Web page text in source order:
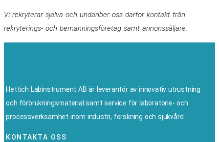
Vi rekryterar själva och undanber oss därför kontakt från
rekryterings- och bemanningsföretag samt annonssäljare.
Hettich Labinstrument AB är leverantör av innovativ utrustning
och förbrukningsmaterial samt service för laboratorie- och
processverksamhet inom industri, forskning och sjukvård.
KONTAKTA OSS